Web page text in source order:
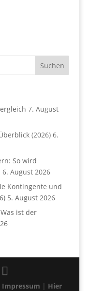
7. August
(2026) 6.
So wird
6. August 2026
Kontingente und
5. August 2026
ist der
Impressum | Hier